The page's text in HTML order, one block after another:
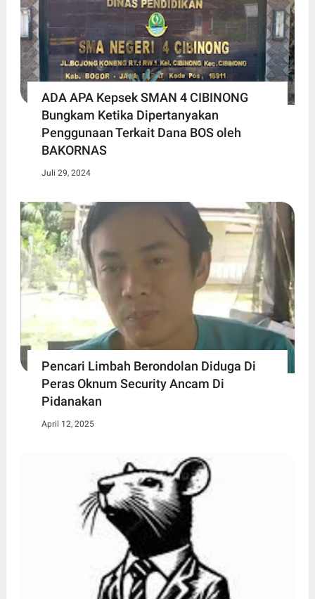
ADA APA Kepsek SMAN 4 CIBINONG
Bungkam Ketika Dipertanyakan
Penggunaan Terkait Dana BOS oleh
BAKORNAS
Juli 29, 2024
Pencari Limbah Berondolan Diduga Di
Peras Oknum Security Ancam Di
Pidanakan
April 12, 2025